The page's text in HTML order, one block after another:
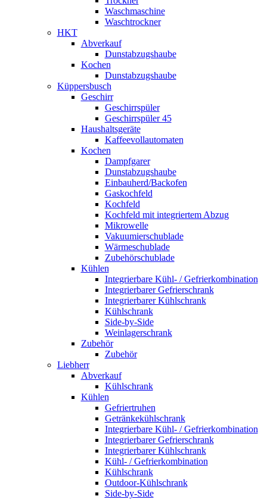
Waschmaschine
Waschtrockner
HKT
Abverkauf
Dunstabzugshaube
Kochen
Dunstabzugshaube
Küppersbusch
Geschirr
Geschirrspüler
Geschirrspüler 45
Haushaltsgeräte
Kaffeevollautomaten
Kochen
Dampfgarer
Dunstabzugshaube
Einbauherd/Backofen
Gaskochfeld
Kochfeld
Kochfeld mit integriertem Abzug
Mikrowelle
Vakuumierschublade
Wärmeschublade
Zubehörschublade
Kühlen
Integrierbare Kühl- / Gefrierkombination
Integrierbarer Gefrierschrank
Integrierbarer Kühlschrank
Kühlschrank
Side-by-Side
Weinlagerschrank
Zubehör
Zubehör
Liebherr
Abverkauf
Kühlschrank
Kühlen
Gefriertruhen
Getränkekühlschrank
Integrierbare Kühl- / Gefrierkombination
Integrierbarer Gefrierschrank
Integrierbarer Kühlschrank
Kühl- / Gefrierkombination
Kühlschrank
Outdoor-Kühlschrank
Side-by-Side